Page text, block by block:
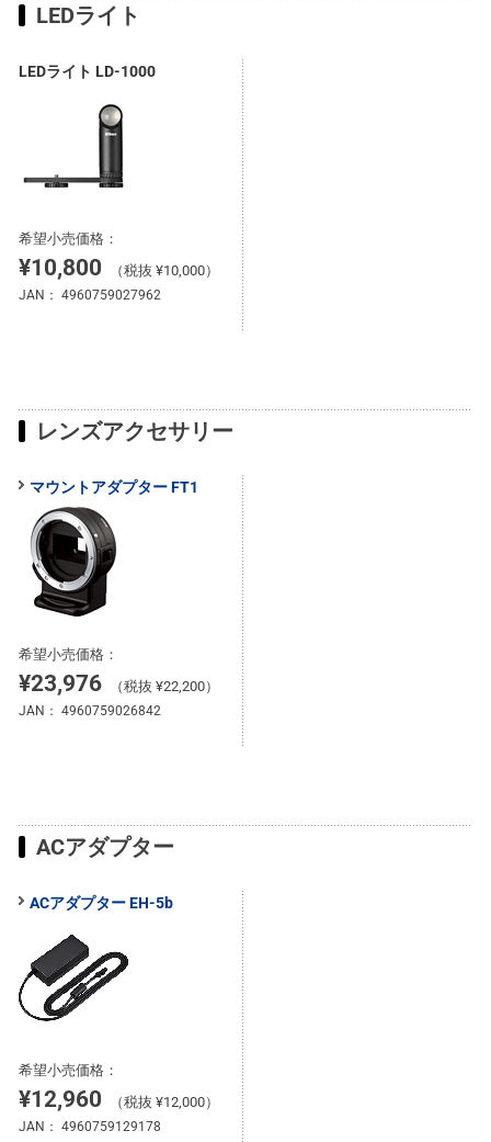
LEDライト
LEDライト LD-1000
希望小売価格：
¥10,800 （税抜 ¥10,000）
JAN： 4960759027962
レンズアクセサリー
マウントアダプター FT1
希望小売価格：
¥23,976 （税抜 ¥22,200）
JAN： 4960759026842
ACアダプター
ACアダプター EH-5b
希望小売価格：
¥12,960 （税抜 ¥12,000）
JAN： 4960759129178